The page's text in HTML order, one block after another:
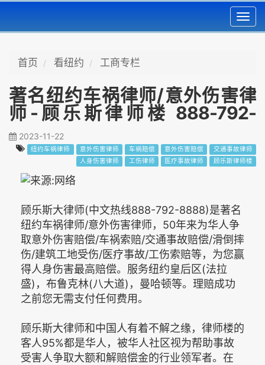
首页 看纽约 工商专栏
著名纽约车祸律师/意外伤害律
师-顾乐斯律师楼 888-792-
8888
2023-11-22
纽约车祸律师 意外伤害律师 车祸赔偿 意外伤害赔偿
交通事故律师
人身伤害律师
工伤律师 医疗事故律师 顾乐斯律师楼
顾乐斯大律师(中文热线888-792-8888)是著名
纽约车祸律师/意外伤害律师，50年来为华人争
取意外伤害赔偿/车祸索赔/交通事故赔偿/滑倒摔
伤/建筑工地受伤/医疗事故/工伤索赔等，为您赢
得人身伤害最高赔偿。服务纽约皇后区(法拉
盛)，布鲁克林(八大道)，曼哈顿等。理赔成功
之前您无需支付任何费用。
顾乐斯大律师和中国人有着不解之缘，律师楼的
客人95%都是华人，被华人社区视为帮助事故
受害人争取大额和解赔偿金的行业领军者。在